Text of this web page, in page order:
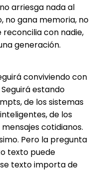
arriesga nada al
no gana memoria, no
reconcilia con nadie,
generación.
conviviendo con
estando
de los sistemas
de los
cotidianos.
Pero la pregunta
texto puede
texto importa de